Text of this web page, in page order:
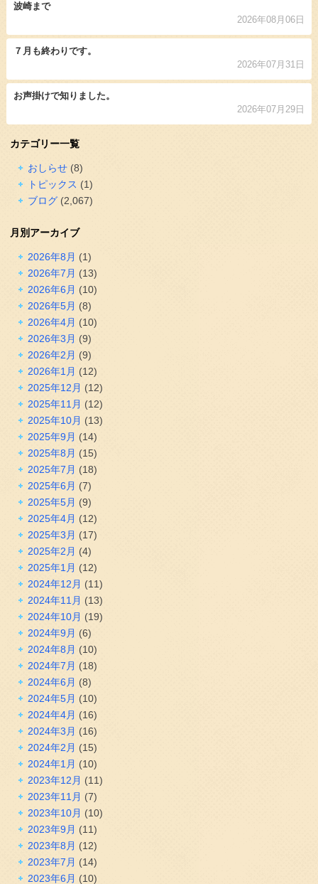
波崎まで
2026年08月06日
７月も終わりです。
2026年07月31日
お声掛けで知りました。
2026年07月29日
カテゴリー一覧
おしらせ(8)
トピックス (1)
ブログ(2,067)
月別アーカイブ
2026年8月 (1)
2026年7月 (13)
2026年6月 (10)
2026年5月 (8)
2026年4月 (10)
2026年3月 (9)
2026年2月 (9)
2026年1月 (12)
2025年12月 (12)
2025年11月 (12)
2025年10月 (13)
2025年9月 (14)
2025年8月 (15)
2025年7月 (18)
2025年6月 (7)
2025年5月 (9)
2025年4月 (12)
2025年3月 (17)
2025年2月 (4)
2025年1月 (12)
2024年12月 (11)
2024年11月 (13)
2024年10月 (19)
2024年9月 (6)
2024年8月 (10)
2024年7月 (18)
2024年6月 (8)
2024年5月 (10)
2024年4月 (16)
2024年3月 (16)
2024年2月 (15)
2024年1月 (10)
2023年12月 (11)
2023年11月 (7)
2023年10月 (10)
2023年9月 (11)
2023年8月 (12)
2023年7月 (14)
2023年6月 (10)